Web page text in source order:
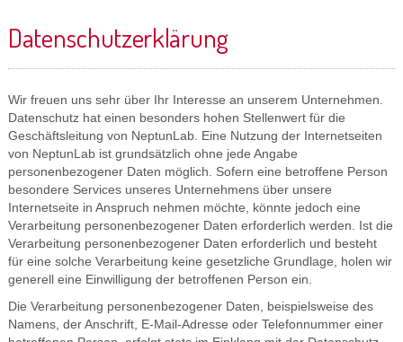
Datenschutzerklärung
Wir freuen uns sehr über Ihr Interesse an unserem Unternehmen.
Datenschutz hat einen besonders hohen Stellenwert für die
Geschäftsleitung von NeptunLab. Eine Nutzung der Internetseiten
von NeptunLab ist grundsätzlich ohne jede Angabe
personenbezogener Daten möglich. Sofern eine betroffene Person
besondere Services unseres Unternehmens über unsere
Internetseite in Anspruch nehmen möchte, könnte jedoch eine
Verarbeitung personenbezogener Daten erforderlich werden. Ist die
Verarbeitung personenbezogener Daten erforderlich und besteht
für eine solche Verarbeitung keine gesetzliche Grundlage, holen wir
generell eine Einwilligung der betroffenen Person ein.
Die Verarbeitung personenbezogener Daten, beispielsweise des
Namens, der Anschrift, E-Mail-Adresse oder Telefonnummer einer